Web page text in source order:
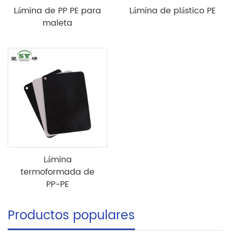
Lámina de PP PE para
maleta
Lámina de plástico PE
Lámina
termoformada de
PP-PE
Productos populares